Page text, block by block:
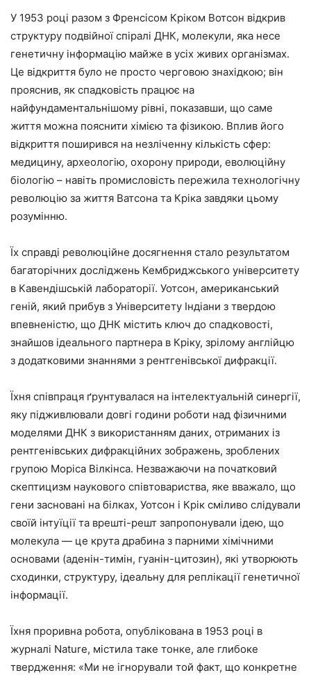
У 1953 році разом з Френсісом Кріком Вотсон відкрив
структуру подвійної спіралі ДНК, молекули, яка несе
генетичну інформацію майже в усіх живих організмах.
Це відкриття було не просто черговою знахідкою; він
прояснив, як спадковість працює на
найфундаментальнішому рівні, показавши, що саме
життя можна пояснити хімією та фізикою. Вплив його
відкриття поширився на незліченну кількість сфер:
медицину, археологію, охорону природи, еволюційну
біологію – навіть промисловість пережила технологічну
революцію за життя Ватсона та Кріка завдяки цьому
розумінню.
Їх справді революційне досягнення стало результатом
багаторічних досліджень Кембриджського університету
в Кавендішській лабораторії. Уотсон, американський
геній, який прибув з Університету Індіани з твердою
впевненістю, що ДНК містить ключ до спадковості,
знайшов ідеального партнера в Кріку, зрілому англійцю
з додатковими знаннями з рентгенівської дифракції.
Їхня співпраця ґрунтувалася на інтелектуальній синергії,
яку підживлювали довгі години роботи над фізичними
моделями ДНК з використанням даних, отриманих із
рентгенівських дифракційних зображень, зроблених
групою Моріса Вілкінса. Незважаючи на початковий
скептицизм наукового співтовариства, яке вважало, що
гени засновані на білках, Уотсон і Крік сміливо слідували
своїй інтуїції та врешті-решт запропонували ідею, що
молекула — це крута драбина з парними хімічними
основами (аденін-тимін, гуанін-цитозин), які утворюють
сходинки, структуру, ідеальну для реплікації генетичної
інформації.
Їхня проривна робота, опублікована в 1953 році в
журналі Nature, містила таке тонке, але глибоке
твердження: «Ми не ігнорували той факт, що конкретне